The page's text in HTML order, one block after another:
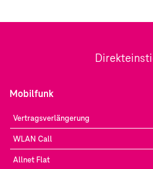
Mobilfunk
Vertragsverlängerung
WLAN Call
Allnet Flat